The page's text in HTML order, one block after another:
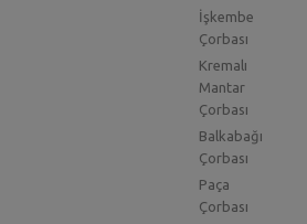
İşkembe
Çorbası
Kremalı
Mantar
Çorbası
Balkabağı
Çorbası
Paça
Çorbası